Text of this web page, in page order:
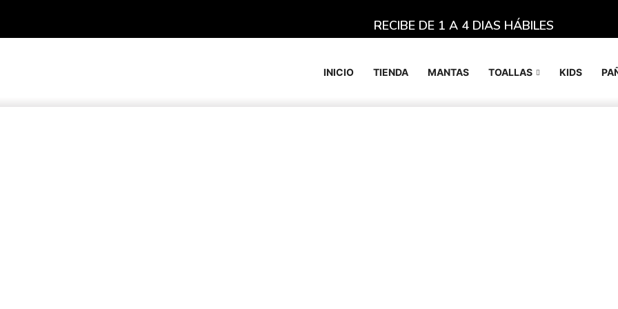
RECIBE DE 1 A 4 DIAS HÁBILES
INICIO TIENDA MANTAS TOALLAS KIDS